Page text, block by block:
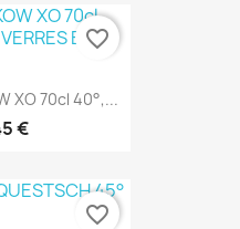
XO 70cl 40°,...
€
favorite_border
favorite_border